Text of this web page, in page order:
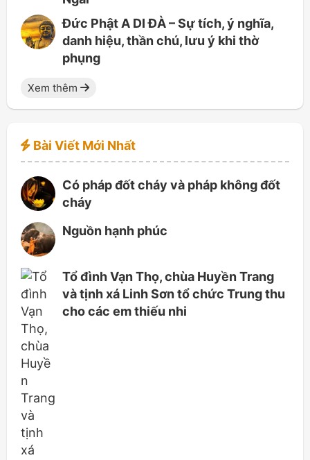
Đức Phật A DI ĐÀ – Sự tích, ý nghĩa,
danh hiệu, thần chú, lưu ý khi thờ
phụng
Xem thêm
Bài Viết Mới Nhất
Có pháp đốt cháy và pháp không đốt
cháy
Nguồn hạnh phúc
Tổ đình Vạn Thọ, chùa Huyền Trang
và tịnh xá Linh Sơn tổ chức Trung thu
cho các em thiếu nhi